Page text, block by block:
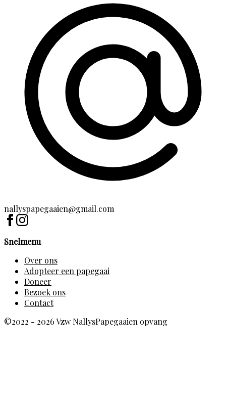
nallyspapegaaien@gmail.com
Snelmenu
Over ons
Adopteer een papegaai
Doneer
Bezoek ons
Contact
©2022 - 2026 Vzw NallysPapegaaien opvang